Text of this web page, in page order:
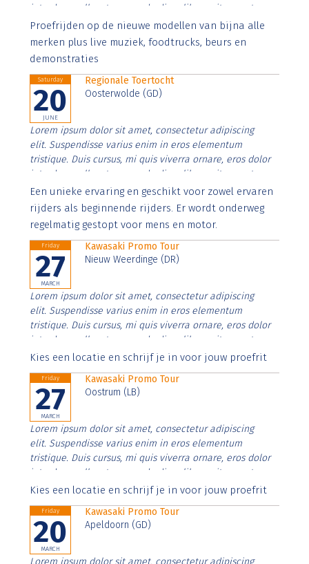
interdum nulla, ut commodo diam libero vitae erat.
Aenean faucibus nibh et justo cursus id rutrum lorem
imperdiet. Nunc ut sem vitae risus tristique posuere.
Proefrijden op de nieuwe modellen van bijna alle
merken plus live muziek, foodtrucks, beurs en
demonstraties
Saturday
20
JUNE
Regionale Toertocht
Oosterwolde (GD)
Lorem ipsum dolor sit amet, consectetur adipiscing
elit. Suspendisse varius enim in eros elementum
tristique. Duis cursus, mi quis viverra ornare, eros dolor
interdum nulla, ut commodo diam libero vitae erat.
Aenean faucibus nibh et justo cursus id rutrum lorem
imperdiet. Nunc ut sem vitae risus tristique posuere.
Een unieke ervaring en geschikt voor zowel ervaren
rijders als beginnende rijders. Er wordt onderweg
regelmatig gestopt voor mens en motor.
Friday
27
MARCH
Kawasaki Promo Tour
Nieuw Weerdinge (DR)
Lorem ipsum dolor sit amet, consectetur adipiscing
elit. Suspendisse varius enim in eros elementum
tristique. Duis cursus, mi quis viverra ornare, eros dolor
interdum nulla, ut commodo diam libero vitae erat.
Aenean faucibus nibh et justo cursus id rutrum lorem
Kies een locatie en schrijf je in voor jouw proefrit
Friday
27
MARCH
Kawasaki Promo Tour
Oostrum (LB)
Lorem ipsum dolor sit amet, consectetur adipiscing
elit. Suspendisse varius enim in eros elementum
tristique. Duis cursus, mi quis viverra ornare, eros dolor
interdum nulla, ut commodo diam libero vitae erat.
Aenean faucibus nibh et justo cursus id rutrum lorem
Kies een locatie en schrijf je in voor jouw proefrit
Friday
20
MARCH
Kawasaki Promo Tour
Apeldoorn (GD)
Lorem ipsum dolor sit amet, consectetur adipiscing